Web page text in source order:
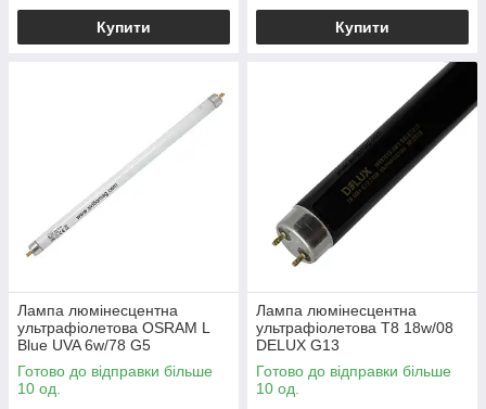
Купити Купити
Лампа люмінесцентна
ультрафіолетова OSRAM L
Blue UVA 6w/78 G5
Готово до відправки більше
10 од.
Лампа люмінесцентна
ультрафіолетова T8 18w/08
DELUX G13
Готово до відправки більше
10 од.